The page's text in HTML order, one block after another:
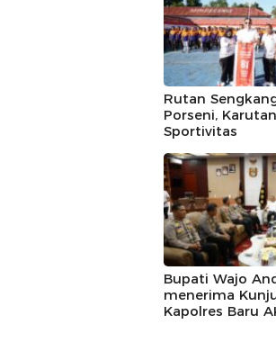
Rutan
Porseni,
Sportivitas
Bupati Wajo
menerima
Kapolres Baru